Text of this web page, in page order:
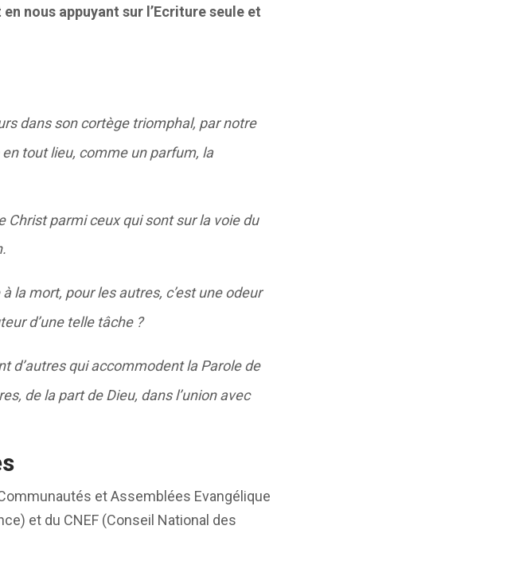
nous appuyant sur l’Ecriture seule et
dans son cortège triomphal, par notre
tout lieu, comme un parfum, la
parmi ceux qui sont sur la voie du
la mort, pour les autres, c’est une odeur
d’une telle tâche ?
d’autres qui accommodent la Parole de
de la part de Dieu, dans l’union avec
et Assemblées Evangélique
et du CNEF (Conseil National des